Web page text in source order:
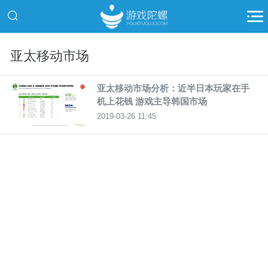
亚太移动市场
亚太移动市场分析：近半日本玩家在手
机上花钱 游戏主导韩国市场
2019-03-26 11:45